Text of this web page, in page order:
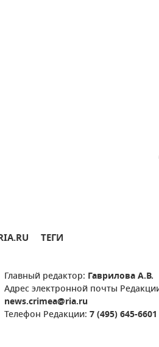
ТЕГИ
Главный редактор: Гаврилова А.В.
Адрес электронной почты
news.crimea@ria.ru
Телефон Редакции: 7 (495) 645-6601